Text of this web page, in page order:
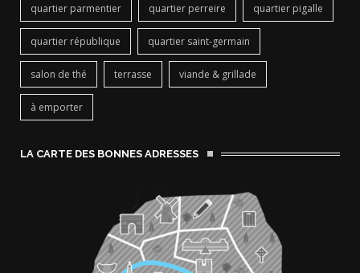
quartier parmentier quartier perreire quartier pigalle
quartier république quartier saint-germain
salon de thé terrasse viande & grillade
à emporter
LA CARTE DES BONNES ADRESSES